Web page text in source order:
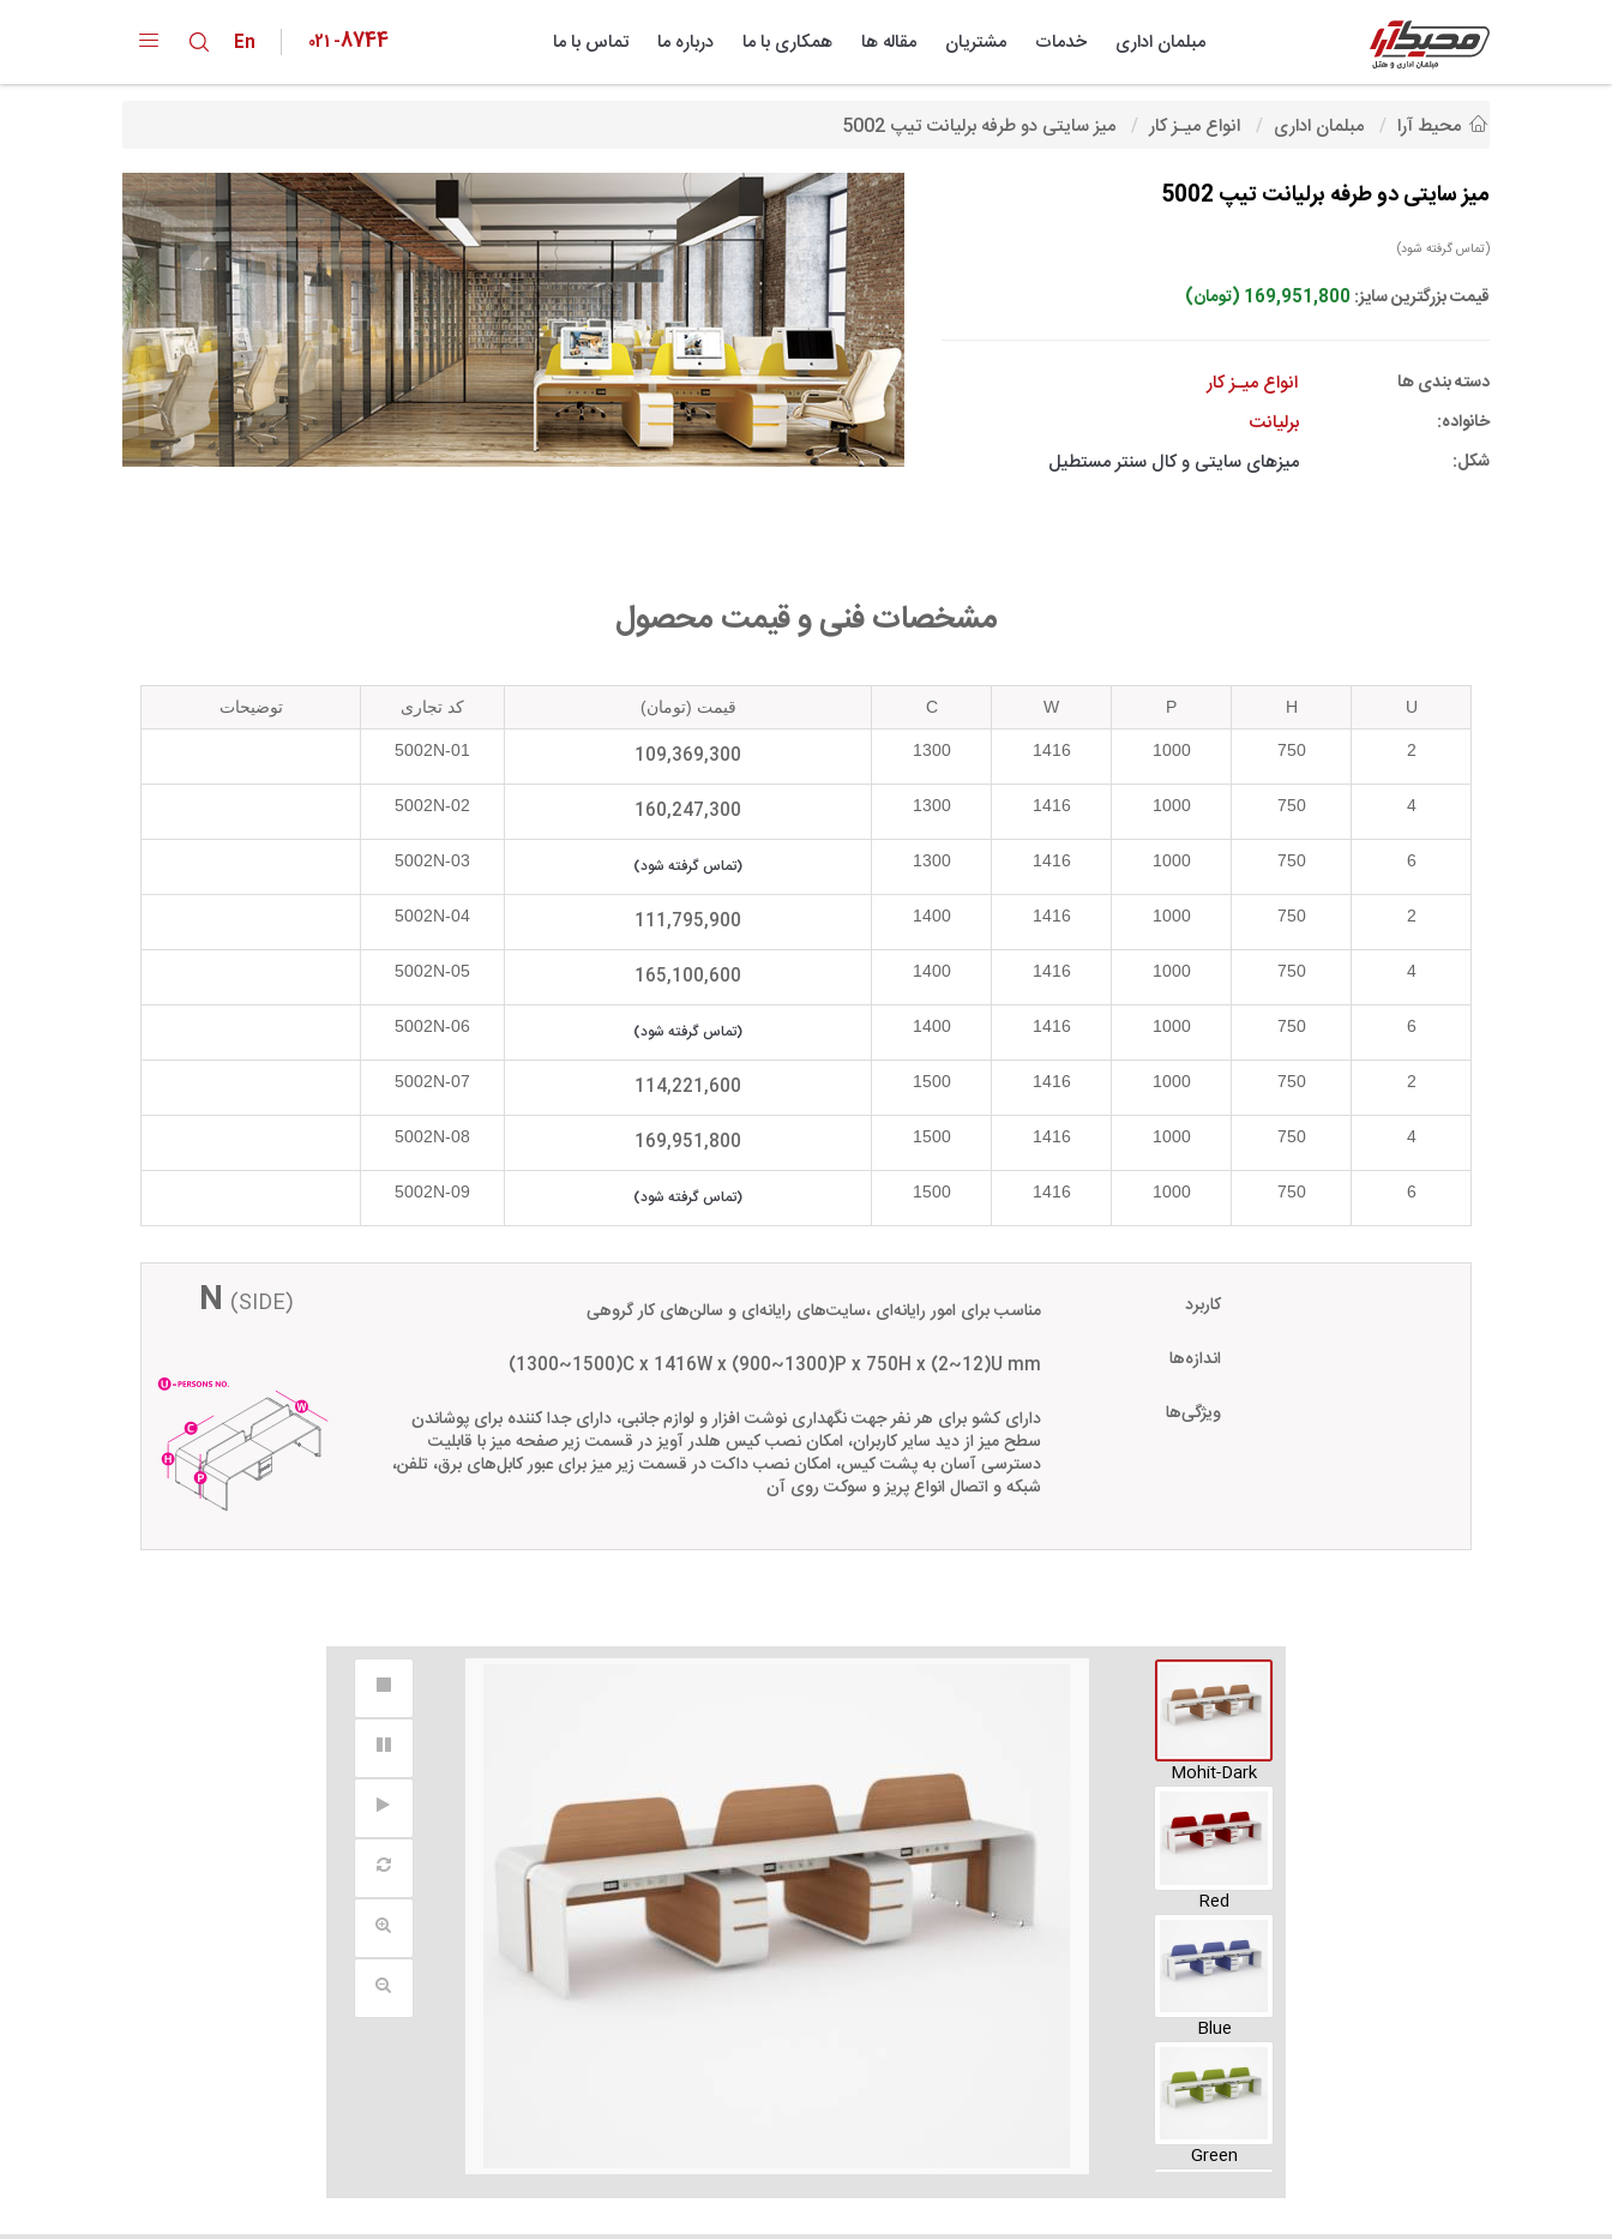
مبلمان اداری خدمات مشتریان مقاله ها همکاری با ما درباره ما تماس با ما En 021 -8744
کارخانه
خانواده محصولات
تقدیر نامه ها
گواهینامه ها
پیشنهادات و انتقادات
محیط آرا مبلمان اداری انواع میـز کار میز سایتی دو طرفه برلیانت تیپ 5002
میز سایتی دو طرفه برلیانت تیپ 5002
(تماس گرفته شود)
قیمت بزرگترین سایز: 169,951,800 (تومان)
دسته بندی ها انواع میـز کار
خانواده: برلیانت
شکل: میزهای سایتی و کال سنتر مستطیل
مشخصات فنی و قیمت محصول
U
H
P
W
C قیمت (تومان) کد تجاری توضیحات
2
750
1000
1416
1300
109,369,300
5002N-01
4
750
1000
1416
1300
160,247,300
5002N-02
6
750
1000
1416
1300 (تماس گرفته شود) 5002N-03
2
750
1000
1416
1400
111,795,900
5002N-04
4
750
1000
1416
1400
165,100,600
5002N-05
6
750
1000
1416
1400 (تماس گرفته شود) 5002N-06
2
750
1000
1416
1500
114,221,600
5002N-07
4
750
1000
1416
1500
169,951,800
5002N-08
6
750
1000
1416
1500 (تماس گرفته شود) 5002N-09
N (SIDE) کاربرد
مناسب برای امور رایانه‌ای ،سایت‌های رایانه‌ای و سالن‌های کار گروهی
اندازه‌ها
(1300~1500)C x 1416W x (900~1300)P x 750H x (2~12)U mm
ویژگی‌ها
دارای کشو برای هر نفر جهت نگهداری نوشت افزار و لوازم جانبی، دارای جدا کننده برای پوشاندن
سطح میز از دید سایر کاربران، امکان نصب کیس هلدر آویز در قسمت زیر صفحه میز با قابلیت
دسترسی آسان به پشت کیس، امکان نصب داکت در قسمت زیر میز برای عبور کابل‌های برق، تلفن،
شبکه و اتصال انواع پریز و سوکت روی آن
Mohit-Dark
Red
Blue
Green